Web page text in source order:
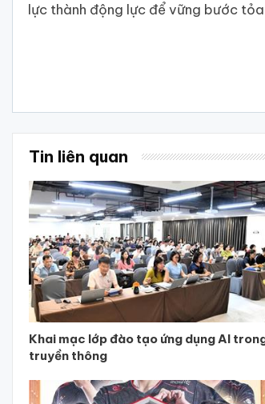
lực thành động lực để vững bước
Tin liên quan
Khai mạc lớp đào tạo ứng dụng AI
truyền thông